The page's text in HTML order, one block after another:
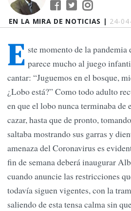
EN LA MIRA DE NOTICIAS | 24-
E ste momento de la
parece mucho al juego
cantar: “Juguemos en el bosque,
¿Lobo está?” Como todo adulto
en que el lobo nunca terminaba de
cazar, hasta que de pronto,
saltaba mostrando sus garras y
amenaza del Coronavirus es
fin de semana deberá inaugurar
cuando anuncie las restricciones
todavía siguen vigentes, con la
saliendo de esta tensa calma sin